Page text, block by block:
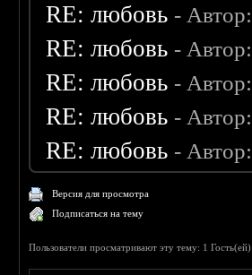
RE: любовь - Автор:
RE: любовь - Автор:
RE: любовь - Автор:
RE: любовь - Автор:
RE: любовь - Автор:
Версия для просмотра
Подписаться на тему
Пользователи просматривают эту тему: 1 Гость(ей)